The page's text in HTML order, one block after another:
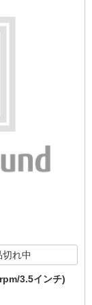
切れ中
3.5インチ)